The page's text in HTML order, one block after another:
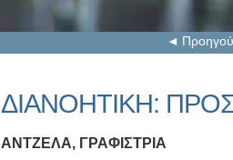
ΔΙΑΝΟΗΤΙΚΗ:
ΑΝΤΖΕΛΑ, ΓΡΑΦΙΣΤΡΙΑ